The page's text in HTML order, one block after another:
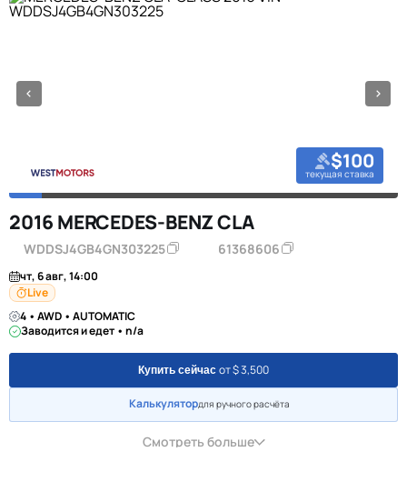
$100
текущая ставка
2016 MERCEDES-BENZ CLA
WDDSJ4GB4GN303225 61368606
чт, 6 авг, 14:00
Live
4 • AWD • AUTOMATIC
Заводится и едет • n/a
Купить сейчас от $ 3,500
Калькулятордля ручного расчёта
Смотреть больше